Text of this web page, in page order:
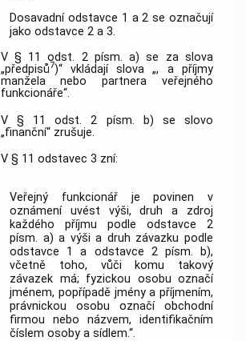
Dosavadní odstavce 1 a 2 se označují
jako odstavce 2 a 3.
V § 11 odst. 2 písm. a) se za slova
„předpisů7)“ vkládají slova „, a příjmy
manžela nebo partnera veřejného
funkcionáře“.
V § 11 odst. 2 písm. b) se slovo
„finanční“ zrušuje.
V § 11 odstavec 3 zní:
Veřejný funkcionář je povinen v
oznámení uvést výši, druh a zdroj
každého příjmu podle odstavce 2
písm. a) a výši a druh závazku podle
odstavce 1 a odstavce 2 písm. b),
včetně toho, vůči komu takový
závazek má; fyzickou osobu označí
jménem, popřípadě jmény a příjmením,
právnickou osobu označí obchodní
firmou nebo názvem, identifikačním
číslem osoby a sídlem.“.